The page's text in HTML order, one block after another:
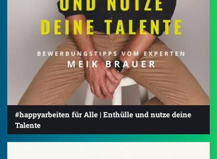
#happyarbeiten für Alle | Enthülle und nutze deine
Talente